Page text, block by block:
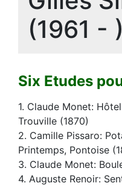
(1961 - )
Six Etudes
1. Claude Monet:
Trouville (1870)
2. Camille Pissaro:
Printemps, Pontoise
3. Claude Monet:
4. Auguste Renoir: